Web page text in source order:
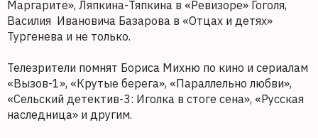
Маргарите», Ляпкина-Тяпкина в «Ревизоре» Гоголя,
Василия Ивановича Базарова в «Отцах и детях»
Тургенева и не только.
Телезрители помнят Бориса Михню по кино и сериалам
«Вызов-1», «Крутые берега», «Параллельно любви»,
«Сельский детектив-3: Иголка в стоге сена», «Русская
наследница» и другим.